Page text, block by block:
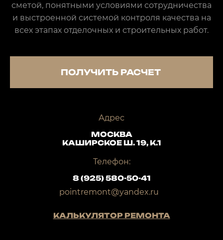
сметой, понятными условиями сотрудничества
и выстроенной системой контроля качества на
всех этапах отделочных и строительных работ.
ПОЛУЧИТЬ РАСЧЕТ
Адрес
МОСКВА
КАШИРСКОЕ Ш. 19, К.1
Телефон:
8 (925) 580-50-41
pointremont@yandex.ru
КАЛЬКУЛЯТОР РЕМОНТА